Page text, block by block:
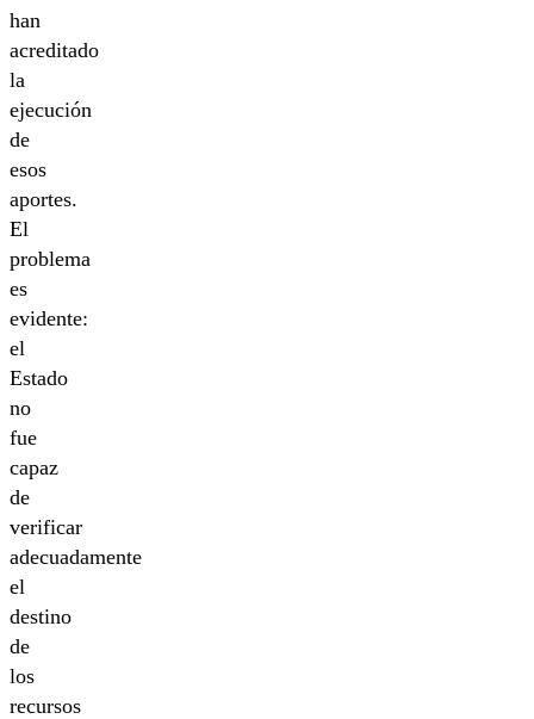
han
acreditado
la
ejecución
de
esos
aportes.
El
problema
es
evidente:
el
Estado
no
fue
capaz
de
verificar
adecuadamente
el
destino
de
los
recursos